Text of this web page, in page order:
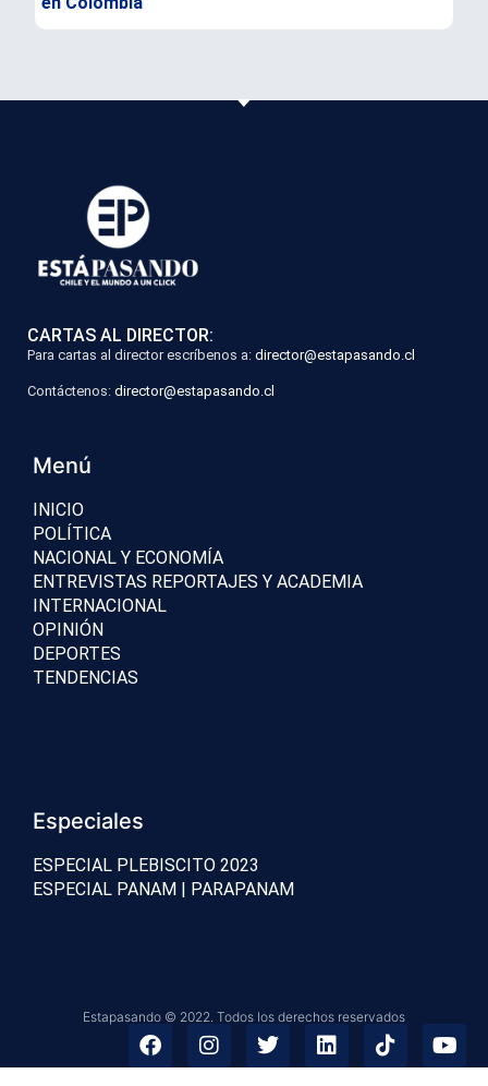
CARTAS AL DIRECTOR:
Para cartas al director escríbenos a: director@estapasando.cl
Contáctenos: director@estapasando.cl
Menú
INICIO
POLÍTICA
NACIONAL Y ECONOMÍA
ENTREVISTAS REPORTAJES Y ACADEMIA
INTERNACIONAL
OPINIÓN
DEPORTES
TENDENCIAS
Especiales
ESPECIAL PLEBISCITO 2023
ESPECIAL PANAM | PARAPANAM
Estapasando © 2022. Todos los derechos reservados